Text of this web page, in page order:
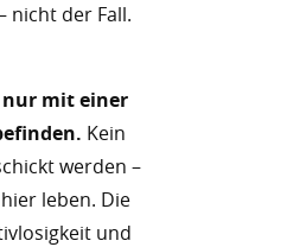
nicht der Fall.
nur mit einer
Kein
werden –
leben. Die
und